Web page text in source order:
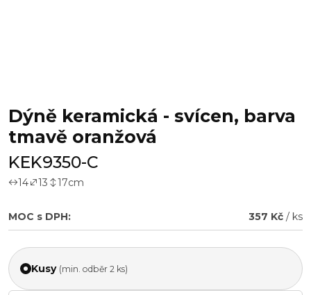
Dýně keramická - svícen, barva
tmavě oranžová
KEK9350-C
14 13 17cm
MOC s DPH: 357 Kč / ks
Kusy (min. odběr 2 ks)